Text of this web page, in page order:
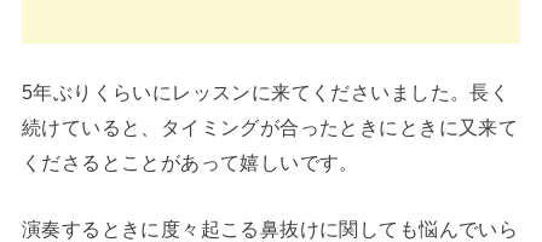
5年ぶりくらいにレッスンに来てくださいました。長く
続けていると、タイミングが合ったときにときに又来て
くださるとことがあって嬉しいです。
演奏するときに度々起こる鼻抜けに関しても悩んでいら